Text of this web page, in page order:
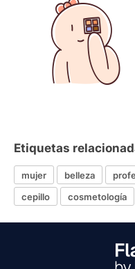
Etiquetas
mujer belleza
cepillo
cosmetología